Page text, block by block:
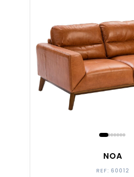
MECANISMOS DE RELAX
REPOSACABEZAS
REPOSABRAZOS
NOA
REF: 60012